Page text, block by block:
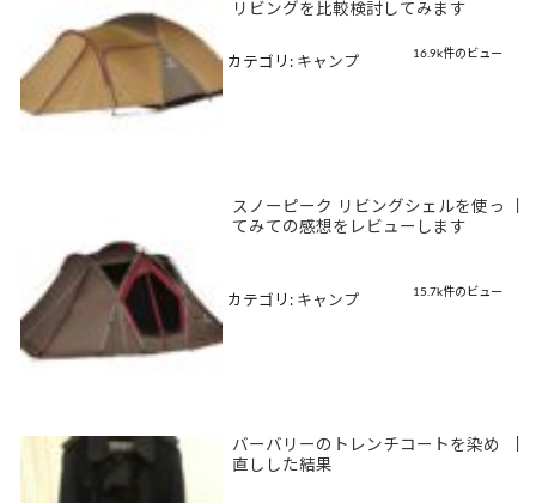
リビングを比較検討してみます
16.9k件のビュー
カテゴリ: キャンプ
スノーピーク リビングシェルを使っ
てみての感想をレビューします
15.7k件のビュー
カテゴリ: キャンプ
バーバリーのトレンチコートを染め
直しした結果